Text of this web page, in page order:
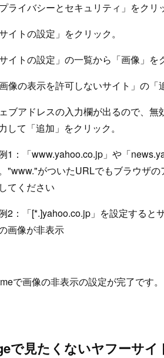
ライバシーとセキュリティ」をクリ
イトの設定」をクリック。
イトの設定」の一覧から「画像」を
像の表示を許可しないサイト」の「
ブアドレスの入力欄が出るので、
して「追加」をクリック。
1：「www.yahoo.co.jp」や「
"www."がついたURLでもブラウザ
てください
2：「[*.]yahoo.co.jp」を設定すると
画像が非表示
で画像の非表示の設定が完了です。
で見たくないヤフーサイ